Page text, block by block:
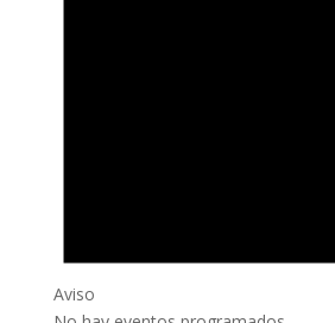
Aviso